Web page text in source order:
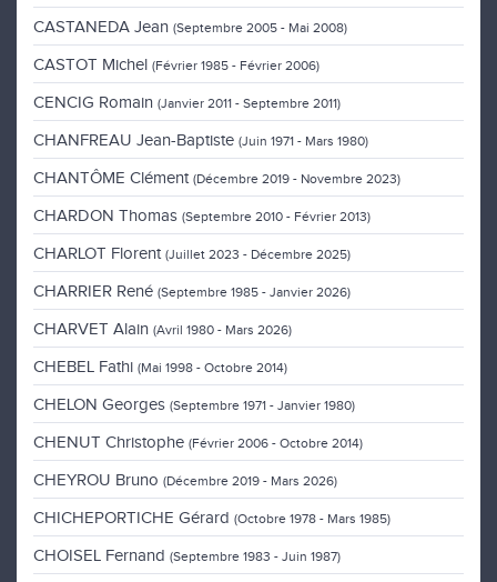
CASTANEDA Jean (Septembre 2005 - Mai 2008)
CASTOT Michel (Février 1985 - Février 2006)
CENCIG Romain (Janvier 2011 - Septembre 2011)
CHANFREAU Jean-Baptiste (Juin 1971 - Mars 1980)
CHANTÔME Clément (Décembre 2019 - Novembre 2023)
CHARDON Thomas (Septembre 2010 - Février 2013)
CHARLOT Florent (Juillet 2023 - Décembre 2025)
CHARRIER René (Septembre 1985 - Janvier 2026)
CHARVET Alain (Avril 1980 - Mars 2026)
CHEBEL Fathi (Mai 1998 - Octobre 2014)
CHELON Georges (Septembre 1971 - Janvier 1980)
CHENUT Christophe (Février 2006 - Octobre 2014)
CHEYROU Bruno (Décembre 2019 - Mars 2026)
CHICHEPORTICHE Gérard (Octobre 1978 - Mars 1985)
CHOISEL Fernand (Septembre 1983 - Juin 1987)